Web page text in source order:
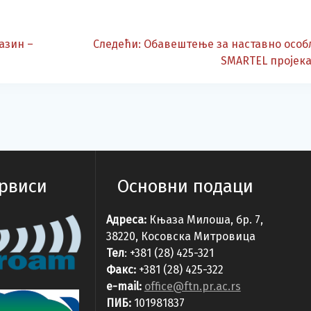
–
Следећи: Следећа
Обавештење за наставно
SMARTEL
Основни подаци
Адреса: Књаза Милоша, бр. 7,
38220, Косовска Митровица
Тел: +381 (28) 425-321
Факс:+381 (28) 425-322
e-mail: office@ftn.pr.ac.rs
ПИБ:101981837